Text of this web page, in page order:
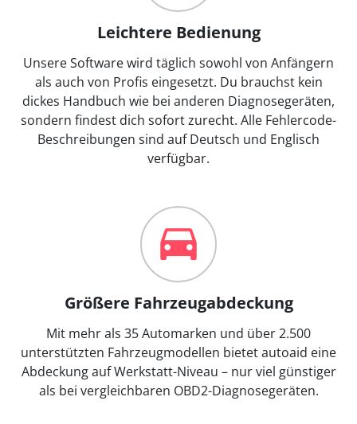
Leichtere Bedienung
Unsere Software wird täglich sowohl von Anfängern
als auch von Profis eingesetzt. Du brauchst kein
dickes Handbuch wie bei anderen Diagnosegeräten,
sondern findest dich sofort zurecht. Alle Fehlercode-
Beschreibungen sind auf Deutsch und Englisch
verfügbar.
Größere Fahrzeugabdeckung
Mit mehr als 35 Automarken und über 2.500
unterstützten Fahrzeugmodellen bietet autoaid eine
Abdeckung auf Werkstatt-Niveau – nur viel günstiger
als bei vergleichbaren OBD2-Diagnosegeräten.